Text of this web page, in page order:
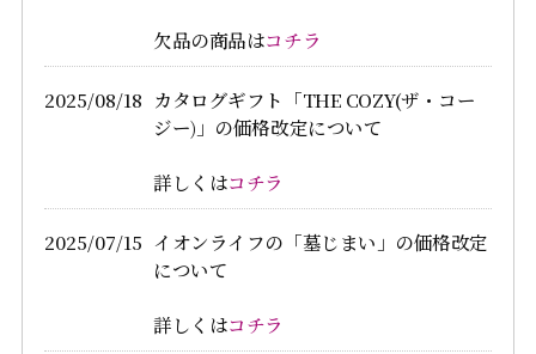
欠品の商品はコチラ
2025/08/18 カタログギフト「THE COZY(ザ・コー
ジー)」の価格改定について
詳しくはコチラ
2025/07/15 イオンライフの「墓じまい」の価格改定
について
詳しくはコチラ